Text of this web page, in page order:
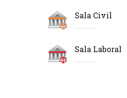
Sala Civil
Sala Laboral